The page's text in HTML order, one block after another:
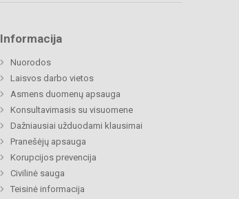
Informacija
Nuorodos
Laisvos darbo vietos
Asmens duomenų apsauga
Konsultavimasis su visuomene
Dažniausiai užduodami klausimai
Pranešėjų apsauga
Korupcijos prevencija
Civilinė sauga
Teisinė informacija